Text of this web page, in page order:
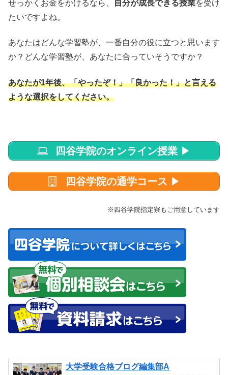
せっかくお金をかけるなら、 自分が成長できる授業を受け
たいですよね。
あなたはどんな学習塾が、一番自分の役に立つと思います
か？どんな学習塾が、あなたに合っていそうですか？
あなたが1年後、「やったぞ！」「良かった！」と言える
ような選択をしてください。
四谷学院のオンライン授業 ▶
四谷学院の通学コース ▶
※四谷学院指定寮もご用意しています
大学受験合格ブログ編集部A